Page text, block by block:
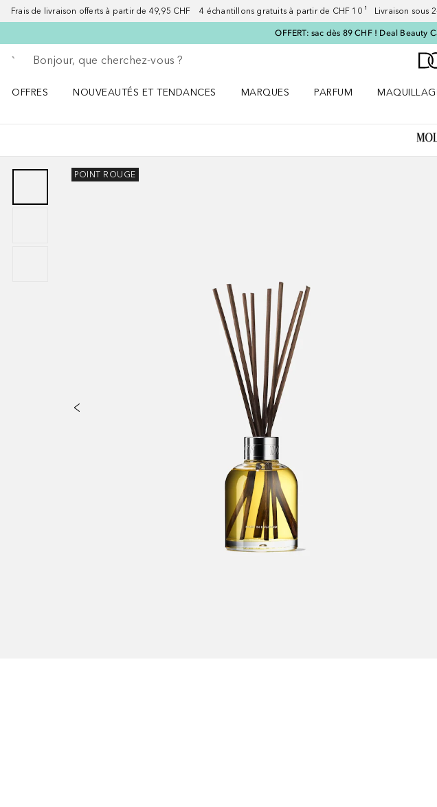
Frais de livraison offerts à partir de 49,95 CHF 4 échantillons gratuits à partir de CHF 10 ¹ Livraison sous
OFFERT: sac dès 89 CHF ! Deal Beauty
Retourner
Exécuter la recherche
OFFRES
NOUVEAUTÉS ET TENDANCES
MARQUES
PARFUM
POINT ROUGE
EN PORTE ET SI ELLES PEUVENT ÊTRE FACILEMENT ENLEVÉES. CONTINUER